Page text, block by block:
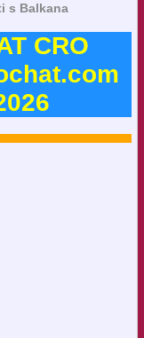
s Balkana
CRO